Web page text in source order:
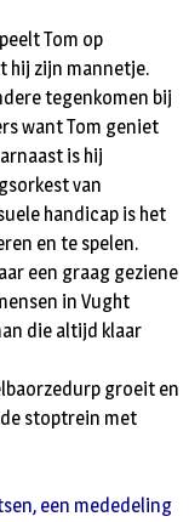
Tom op
hij zijn mannetje.
tegenkomen bij
want Tom geniet
is hij
van
handicap is het
en te spelen.
een graag geziene
in Vught
die altijd klaar
groeit en
stoptrein met
een mededeling